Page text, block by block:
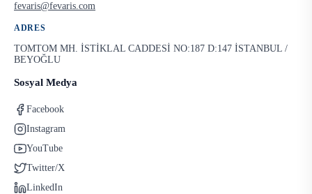
fevaris@fevaris.com
ADRES
TOMTOM MH. İSTİKLAL CADDESİ NO:187 D:147 İSTANBUL /
BEYOĞLU
Sosyal Medya
Facebook
Instagram
YouTube
Twitter/X
LinkedIn